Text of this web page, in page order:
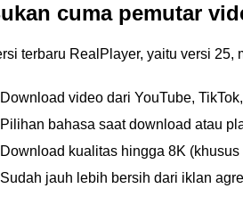
cuma pemutar
terbaru RealPlayer, yaitu versi 25,
Download video dari YouTube,
Pilihan bahasa saat download atau
Download kualitas hingga 8K (khusus
Sudah jauh lebih bersih dari iklan